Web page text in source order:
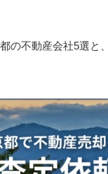
の不動産会社5選と